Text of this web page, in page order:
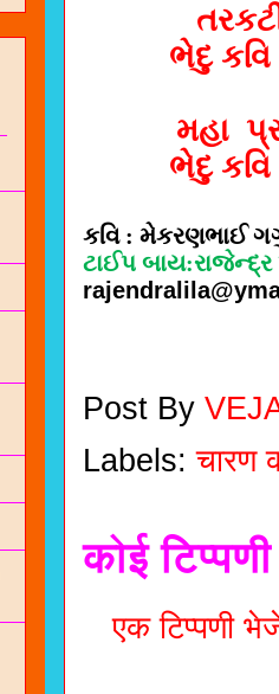
ભેદુ કવિ
મહા
ભેદુ કવિ
કવિ : મેકરણભાઈ
ટાઈપ બાય:રાજેન્‍દ્ર
Post By
Labels:चारण
कोई
एक टिप्पणी